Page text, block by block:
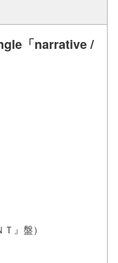
「narrative /
』盤）